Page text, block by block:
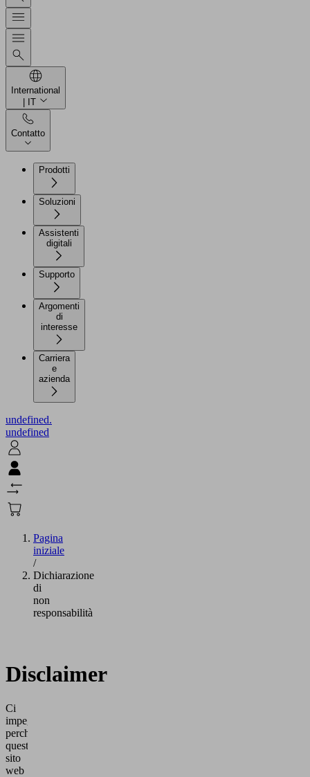
International
| IT
Contatto
Prodotti
Soluzioni
Assistenti
Supporto
Argomenti
di
Carriera
e
azienda
undefined.
undefined
Pagina
iniziale
/
Dichiarazione
di
non
responsabilità
Disclaimer
Ci
impegniamo
perché
questo
sito
web